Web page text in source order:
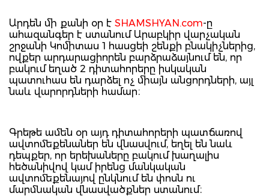
Արդեն մի քանի օր է SHAMSHYAN.com-ը
ահազանգեր է ստանում Արաբկիր վարչական
շրջանի Կոմիտաս 1 հասցեի շենքի բնակիչներից,
ովքեր արդարացիորեն բարձրաձայնում են, որ
բակում եղած 2 դիտահորերը իսկական
պատուհաս են դարձել ոչ միայն անցորդների, այլ
նաև վարորդների համար։
Գրեթե ամեն օր այդ դիտահորերի պատճառով
ավտոմեքենաներ են վնասվում, եղել են նաև
դեպքեր, որ երեխաները բակում խաղալիս
հեծանիվով կամ իրենց մանկական
ավտոմեքենայով ընկնում են փոսն ու
մարմնական վնասվածքներ ստանում։